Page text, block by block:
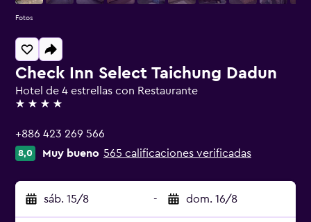
Check Inn Select Taichung Dadun
Hotel de 4 estrellas con Restaurante
4 estrellas
+886 423 269 566
8,0 Muy bueno 565 calificaciones verificadas
sáb. 15/8 - dom. 16/8
Fotos